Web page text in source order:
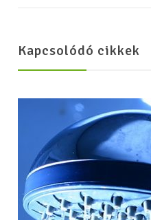
Kapcsolódó cikkek